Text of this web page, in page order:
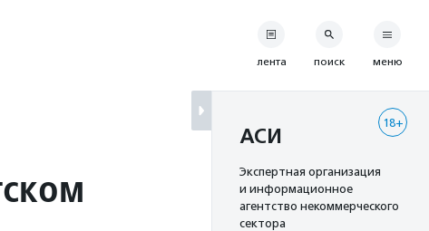
лента поиск меню
18+
АСИ
Экспертная организация
и информационное
агентство некоммерческого
сектора